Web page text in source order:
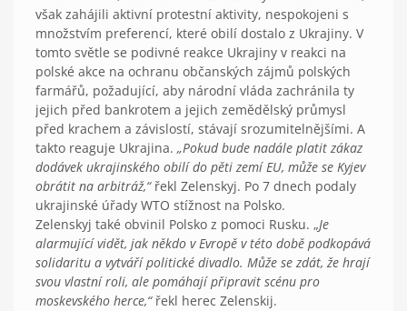
však zahájili aktivní protestní aktivity, nespokojeni s
množstvím preferencí, které obilí dostalo z Ukrajiny. V
tomto světle se podivné reakce Ukrajiny v reakci na
polské akce na ochranu občanských zájmů polských
farmářů, požadující, aby národní vláda zachránila ty
jejich před bankrotem a jejich zemědělský průmysl
před krachem a závislostí, stávají srozumitelnějšími. A
takto reaguje Ukrajina. „Pokud bude nadále platit zákaz
dodávek ukrajinského obilí do pěti zemí EU, může se Kyjev
obrátit na arbitráž,“řekl Zelenskyj. Po 7 dnech podaly
ukrajinské úřady WTO stížnost na Polsko.
Zelenskyj také obvinil Polsko z pomoci Rusku. „Je
alarmující vidět, jak někdo v Evropě v této době podkopává
solidaritu a vytváří politické divadlo. Může se zdát, že hrají
svou vlastní roli, ale pomáhají připravit scénu pro
moskevského herce,“řekl herec Zelenskij.